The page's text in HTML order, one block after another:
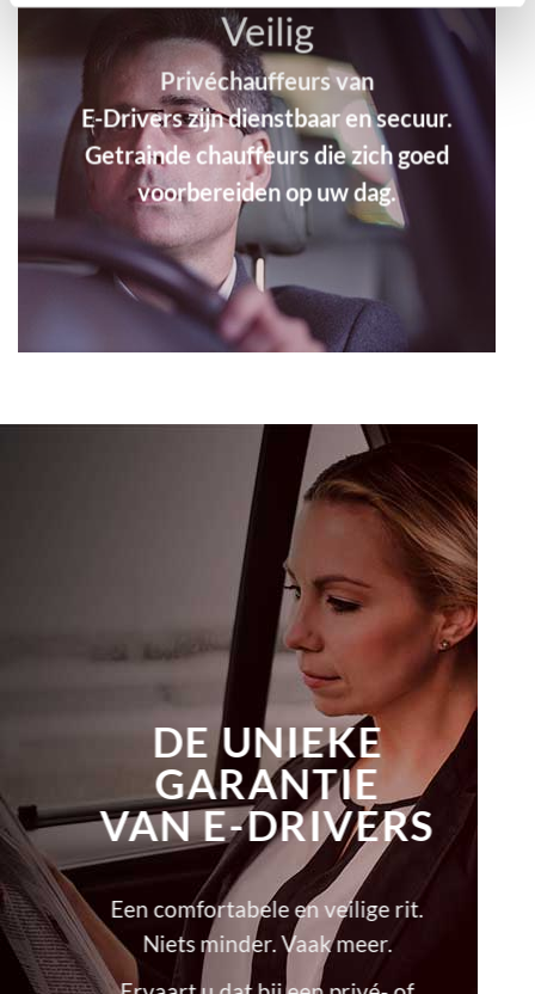
Veilig
Privéchauffeurs van
E-Drivers zijn dienstbaar en secuur.
Getrainde chauffeurs die zich goed
voorbereiden op uw dag.
DE UNIEKE
GARANTIE
VAN E-DRIVERS
Een comfortabele en veilige rit.
Niets minder. Vaak meer.